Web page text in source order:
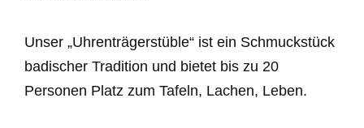
Unser „Uhrenträgerstüble“ ist ein Schmuckstück
badischer Tradition und bietet bis zu 20
Personen Platz zum Tafeln, Lachen, Leben.